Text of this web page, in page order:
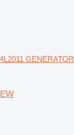
GENERATOR